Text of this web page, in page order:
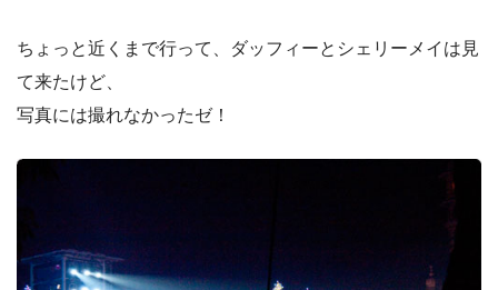
ちょっと近くまで行って、ダッフィーとシェリーメイは見
て来たけど、
写真には撮れなかったゼ！